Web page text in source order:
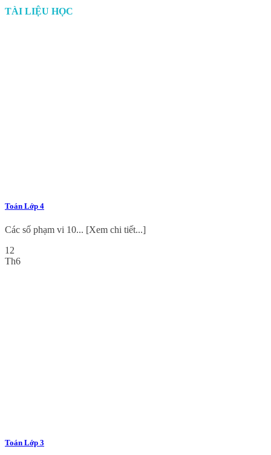
TÀI LIỆU HỌC
Toán Lớp 4
Các số phạm vi 10... [Xem chi tiết...]
12
Th6
Toán Lớp 3